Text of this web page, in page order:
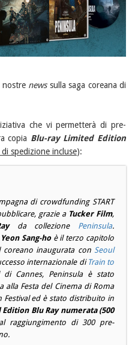
nostre newssulla saga coreana di
che vi permetterà di pre-
copia Blu-ray Limited Edition
di spedizione incluse):
di crowdfunding START
grazie a Tucker Film,
da collezione Peninsula.
Yeon Sang-hoè il terzo capitolo
coreano inaugurata con Seoul
internazionale di Train to
di Cannes, Peninsula è stato
alla Festa del Cinema di Roma
Festival ed è stato distribuito in
Blu Ray numerata (500
raggiungimento di 300 pre-